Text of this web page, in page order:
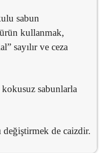
sabun
kullanmak,
sayılır ve ceza
sabunlarla
de caizdir.